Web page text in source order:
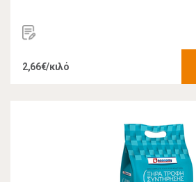
2,66€/κιλό